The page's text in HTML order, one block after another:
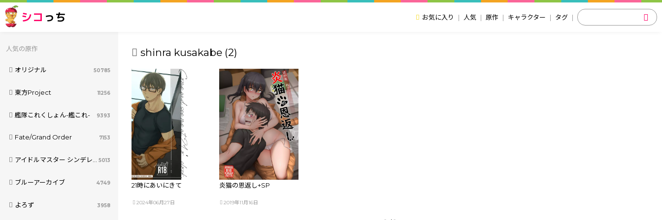
シコ っち お気に入り 人気 原作 キャラクター タグ
人気の原作
オリジナル 50785
東方Project 11256
艦隊これくしょん-艦これ- 9393
Fate/Grand Order 7153
アイドルマスター シンデレラガールズ 5013
ブルーアーカイブ 4749
よろず 3958
shinra kusakabe (2)
21時にあいにきて
2024年06月27日
炎猫の恩返し+SP
2019年11月16日